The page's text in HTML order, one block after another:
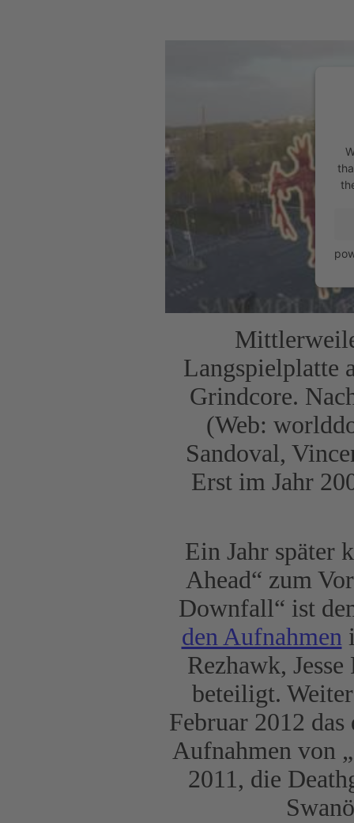
Langspielplatte
Grindcore.
(Web:
Sandoval,
Erst im Jahr
Ein Jahr später
Ahead“ zum
Downfall“ ist
den Aufnahmen
Rezhawk,
beteiligt.
Februar 2012
Aufnahmen von
2011, die